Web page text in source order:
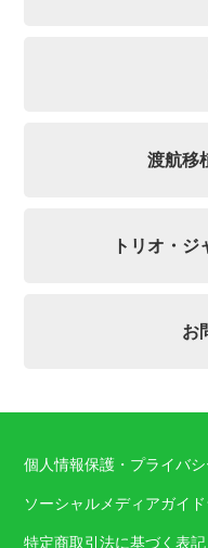
渡航移
トリオ・
お
個人情報保護・プライバ
ソーシャルメディアガイ
特定商取引法に基づく表記